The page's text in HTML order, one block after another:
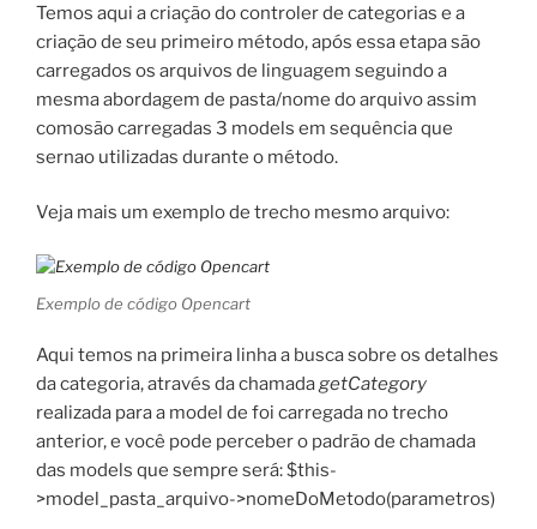
Temos aqui a criação do controler de categorias e a
criação de seu primeiro método, após essa etapa são
carregados os arquivos de linguagem seguindo a
mesma abordagem de pasta/nome do arquivo assim
comosão carregadas 3 models em sequência que
sernao utilizadas durante o método.
Veja mais um exemplo de trecho mesmo arquivo:
Exemplo de código Opencart
Aqui temos na primeira linha a busca sobre os detalhes
da categoria, através da chamadagetCategory
realizada para a model de foi carregada no trecho
anterior, e você pode perceber o padrão de chamada
das models que sempre será: $this-
>model_pasta_arquivo->nomeDoMetodo(parametros)